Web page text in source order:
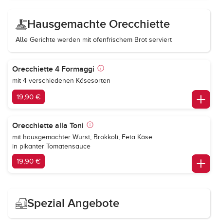
Hausgemachte Orecchiette
Alle Gerichte werden mit ofenfrischem Brot serviert
Orecchiette 4 Formaggi
mit 4 verschiedenen Käsesorten
19,90 €
Orecchiette alla Toni
mit hausgemachter Wurst, Brokkoli, Feta Käse
in pikanter Tomatensauce
19,90 €
Spezial Angebote